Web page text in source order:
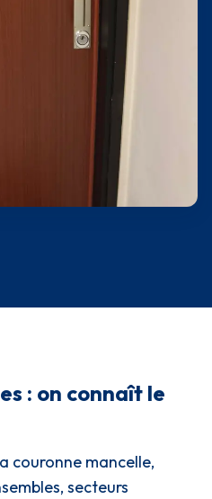
: on connaît le
couronne mancelle,
secteurs